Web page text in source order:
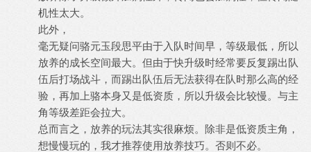
机性太大。
此外，
毫无疑问骆元玉段思平由于入队时间早，等级最低，所以
放养的成长空间最大。但由于快升级时经常要反复踢出队
伍后打场战斗，而踢出队伍后无法获得在队时那么高的经
验，再加上骆本身又是低资质，所以升级会比较慢。与主
角等级差距会拉大。
总而言之，放养的玩法其实很麻烦。除非是低资质主角，
想慢慢玩的，我才推荐使用放养技巧。否则不必。